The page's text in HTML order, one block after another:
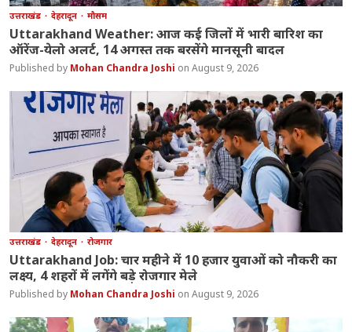
उत्तराखंड देहरादून मौसम
Uttarakhand Weather: आज कई जिलों में भारी बारिश का
ऑरेंज-येलो अलर्ट, 14 अगस्त तक बरसेंगे मानसूनी बादल
Mohan Chandra Joshi August 9, 2026
उत्तराखंड देहरादून रोजगार
Uttarakhand Job: चार महीने में 10 हजार युवाओं को नौकरी का
लक्ष्य, 4 शहरों में लगेंगे बड़े रोजगार मेले
Mohan Chandra Joshi August 9, 2026